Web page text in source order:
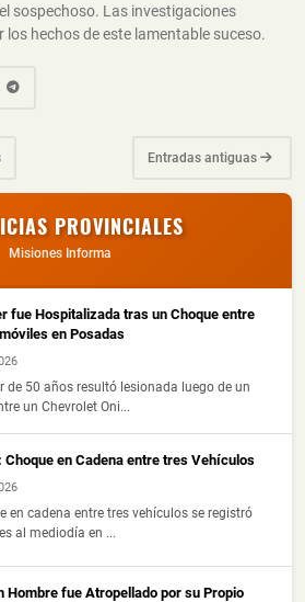
sospechoso. Las investigaciones
hechos de este lamentable suceso.
Entradas antiguas
PROVINCIALES
Misiones Informa
fue Hospitalizada tras un Choque entre
en Posadas
de 50 años resultó lesionada luego de un
un Chevrolet Oni...
Choque en Cadena entre tres Vehículos
en cadena entre tres vehículos se registró
al mediodía en ...
Hombre fue Atropellado por su Propio